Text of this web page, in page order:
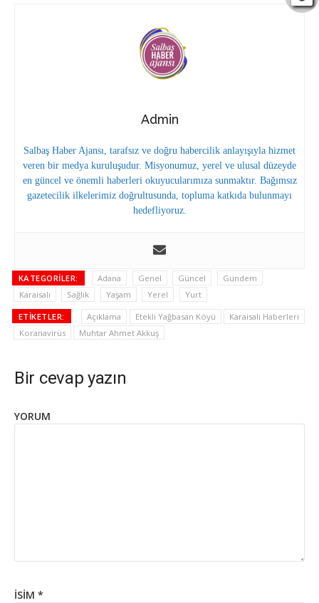
Admin
Salbaş Haber Ajansı, tarafsız ve doğru habercilik anlayışıyla hizmet
veren bir medya kuruluşudur. Misyonumuz, yerel ve ulusal düzeyde
en güncel ve önemli haberleri okuyucularımıza sunmaktır. Bağımsız
gazetecilik ilkelerimiz doğrultusunda, topluma katkıda bulunmayı
hedefliyoruz.
KATEGORILER: Adana Genel Güncel
Gündem
Karaisalı
Sağlık Yaşam Yerel Yurt
ETIKETLER: Açıklama Etekli Yağbasan Köyü
Karaisalı Haberleri
Koranavirüs
Muhtar Ahmet Akkuş
Bir cevap yazın
YORUM
İSIM *